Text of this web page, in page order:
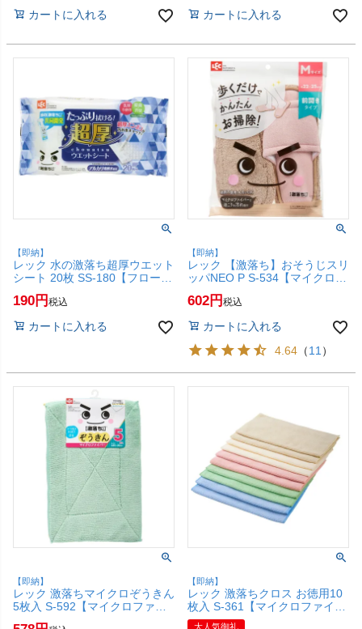
カートに入れる
【SBT】 (6041988)
カートに入れる
【即納】
レック 水の激落ち超厚ウエット
シート 20枚 SS-180【フローリ
ング用ウェットシート/アルカリ
電解水/お掃除/激落ちく
190 税込
カートに入れる
【即納】
レック 【激落ち】おそうじスリ
ッパNEO P S-534【マイクロフ
ァイバー/超極細繊維/拭き掃除/
掃き掃除/丸洗い可/激落ちく
602 税込
カートに入れる
4.64 （11）
【即納】
レック 激落ちマイクロぞうきん
5枚入 S-592【マイクロファイ
バー/超極細繊維/カラ拭き/水拭
【即納】
レック 激落ちクロス お徳用10
枚入 S-361【マイクロファイバ
ー/超極細繊維/カラ拭き/水拭き/
大人気御礼